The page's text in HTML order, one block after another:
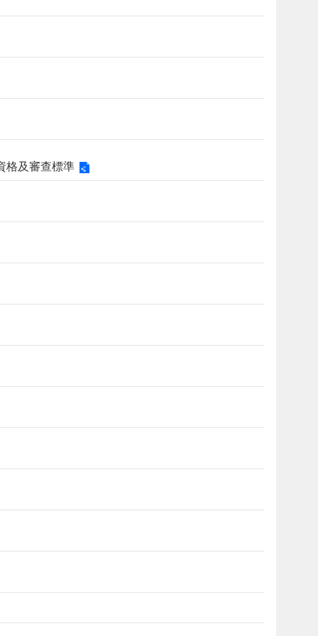
格及審查標準